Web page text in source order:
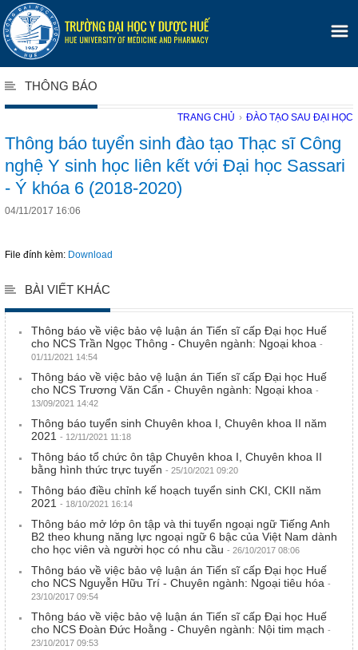
THÔNG BÁO
TRANG CHỦ › ĐÀO TẠO SAU ĐẠI HỌC
Thông báo tuyển sinh đào tạo Thạc sĩ Công
nghệ Y sinh học liên kết với Đại học Sassari
- Ý khóa 6 (2018-2020)
04/11/2017 16:06
File đính kèm: Download
BÀI VIẾT KHÁC
Thông báo về việc bảo vệ luận án Tiến sĩ cấp Đại học Huế
cho NCS Trần Ngọc Thông - Chuyên ngành: Ngoại khoa -
01/11/2021 14:54
Thông báo về việc bảo vệ luận án Tiến sĩ cấp Đại học Huế
cho NCS Trương Văn Cẩn - Chuyên ngành: Ngoại khoa -
13/09/2021 14:42
Thông báo tuyển sinh Chuyên khoa I, Chuyên khoa II năm
2021 - 12/11/2021 11:18
Thông báo tổ chức ôn tập Chuyên khoa I, Chuyên khoa II
bằng hình thức trực tuyến - 25/10/2021 09:20
Thông báo điều chỉnh kế hoạch tuyển sinh CKI, CKII năm
2021 - 18/10/2021 16:14
Thông báo mở lớp ôn tập và thi tuyển ngoại ngữ Tiếng Anh
B2 theo khung năng lực ngoại ngữ 6 bậc của Việt Nam dành
cho học viên và người học có nhu cầu - 26/10/2017 08:06
Thông báo về việc bảo vệ luận án Tiến sĩ cấp Đại học Huế
cho NCS Nguyễn Hữu Trí - Chuyên ngành: Ngoại tiêu hóa -
23/10/2017 09:54
Thông báo về việc bảo vệ luận án Tiến sĩ cấp Đại học Huế
cho NCS Đoàn Đức Hoằng - Chuyên ngành: Nội tim mạch -
23/10/2017 09:53